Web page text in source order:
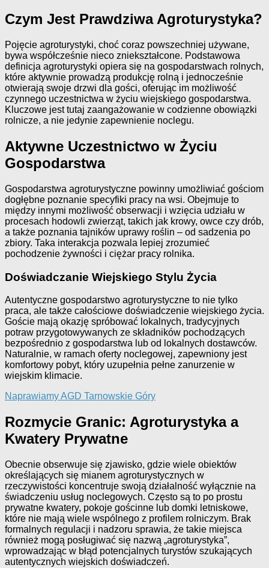
Czym Jest Prawdziwa Agroturystyka?
Pojęcie agroturystyki, choć coraz powszechniej używane,
bywa współcześnie nieco zniekształcone. Podstawowa
definicja agroturystyki opiera się na gospodarstwach rolnych,
które aktywnie prowadzą produkcję rolną i jednocześnie
otwierają swoje drzwi dla gości, oferując im możliwość
czynnego uczestnictwa w życiu wiejskiego gospodarstwa.
Kluczowe jest tutaj zaangażowanie w codzienne obowiązki
rolnicze, a nie jedynie zapewnienie noclegu.
Aktywne Uczestnictwo w Życiu
Gospodarstwa
Gospodarstwa agroturystyczne powinny umożliwiać gościom
dogłębne poznanie specyfiki pracy na wsi. Obejmuje to
między innymi możliwość obserwacji i wzięcia udziału w
procesach hodowli zwierząt, takich jak krowy, owce czy drób,
a także poznania tajników uprawy roślin – od sadzenia po
zbiory. Taka interakcja pozwala lepiej zrozumieć
pochodzenie żywności i ciężar pracy rolnika.
Doświadczanie Wiejskiego Stylu Życia
Autentyczne gospodarstwo agroturystyczne to nie tylko
praca, ale także całościowe doświadczenie wiejskiego życia.
Goście mają okazję spróbować lokalnych, tradycyjnych
potraw przygotowywanych ze składników pochodzących
bezpośrednio z gospodarstwa lub od lokalnych dostawców.
Naturalnie, w ramach oferty noclegowej, zapewniony jest
komfortowy pobyt, który uzupełnia pełne zanurzenie w
wiejskim klimacie.
Naprawiamy AGD Tarnowskie Góry
Rozmycie Granic: Agroturystyka a
Kwatery Prywatne
Obecnie obserwuje się zjawisko, gdzie wiele obiektów
określających się mianem agroturystycznych w
rzeczywistości koncentruje swoją działalność wyłącznie na
świadczeniu usług noclegowych. Często są to po prostu
prywatne kwatery, pokoje gościnne lub domki letniskowe,
które nie mają wiele wspólnego z profilem rolniczym. Brak
formalnych regulacji i nadzoru sprawia, że takie miejsca
również mogą posługiwać się nazwą „agroturystyka”,
wprowadzając w błąd potencjalnych turystów szukających
autentycznych wiejskich doświadczeń.